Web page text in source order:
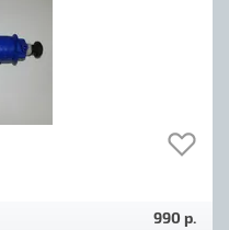
990 р.